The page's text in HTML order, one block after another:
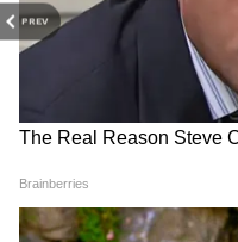
PREV
अभिजीत पर स्याही फेंकने वाली
महिला बरखा ने किए CJP चीफ के
खुलासे, रोते-रोते बताई पूरी कहानी